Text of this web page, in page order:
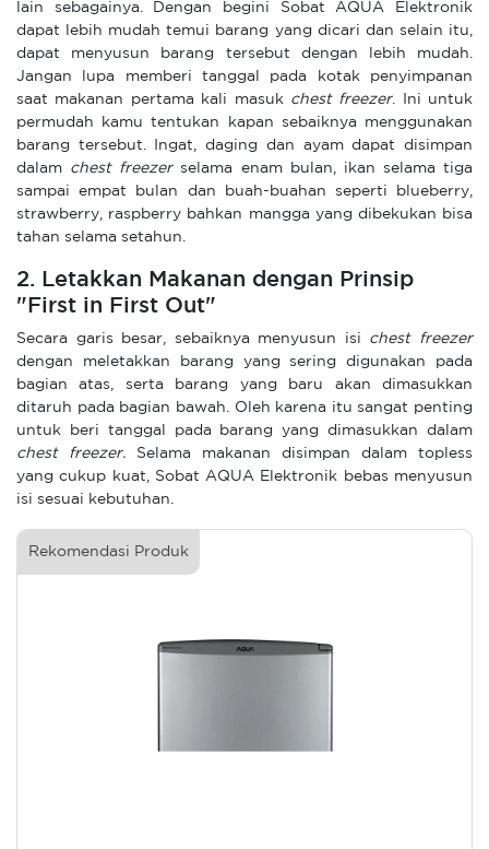
lain sebagainya. Dengan begini Sobat AQUA Elektronik
dapat lebih mudah temui barang yang dicari dan selain itu,
dapat menyusun barang tersebut dengan lebih mudah.
Jangan lupa memberi tanggal pada kotak penyimpanan
saat makanan pertama kali masuk chest freezer. Ini untuk
permudah kamu tentukan kapan sebaiknya menggunakan
barang tersebut. Ingat, daging dan ayam dapat disimpan
dalam chest freezerselama enam bulan, ikan selama tiga
sampai empat bulan dan buah-buahan seperti blueberry,
strawberry, raspberry bahkan mangga yang dibekukan bisa
tahan selama setahun.
2. Letakkan Makanan dengan Prinsip
"First in First Out"
Secara garis besar, sebaiknya menyusun isi chest freezer
dengan meletakkan barang yang sering digunakan pada
bagian atas, serta barang yang baru akan dimasukkan
ditaruh pada bagian bawah. Oleh karena itu sangat penting
untuk beri tanggal pada barang yang dimasukkan dalam
chest freezer. Selama makanan disimpan dalam topless
yang cukup kuat, Sobat AQUA Elektronik bebas menyusun
isi sesuai kebutuhan.
Rekomendasi Produk